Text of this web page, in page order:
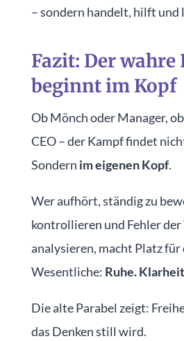
– sondern handelt, hilft und
Fazit: Der wahre
beginnt im Kopf
Ob Mönch oder Manager,
CEO – der Kampf findet
Sondern im eigenen Kopf.
Wer aufhört, ständig zu
kontrollieren und Fehler der
analysieren, macht Platz für
Wesentliche: Ruhe.
Die alte Parabel zeigt:
das Denken still wird.